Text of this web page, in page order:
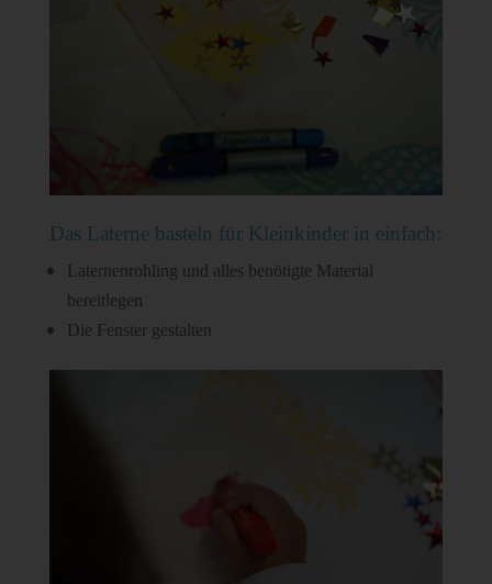
Das Laterne basteln für Kleinkinder in einfach:
Laternenrohling und alles benötigte Material
bereitlegen
Die Fenster gestalten